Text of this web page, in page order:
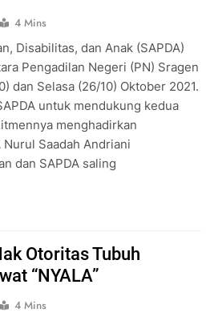
4 Mins
Disabilitas, dan Anak (SAPDA)
Pengadilan Negeri (PN) Sragen
dan Selasa (26/10) Oktober 2021.
untuk mendukung kedua
menghadirkan
Saadah Andriani
dan SAPDA saling
Otoritas Tubuh
“NYALA”
4 Mins